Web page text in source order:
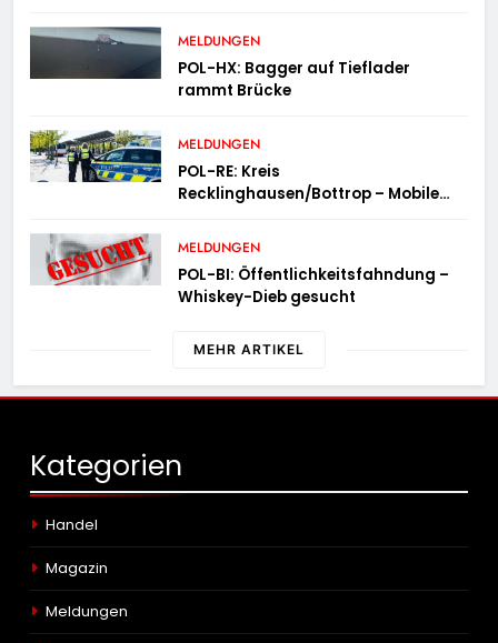
MELDUNGEN
POL-HX: Bagger auf Tieflader
rammt Brücke
MELDUNGEN
POL-RE: Kreis
Recklinghausen/Bottrop – Mobile
„PräsenzPlus“
MELDUNGEN
POL-BI: Öffentlichkeitsfahndung –
Whiskey-Dieb gesucht
MEHR ARTIKEL
Kategorien
Handel
Magazin
Meldungen